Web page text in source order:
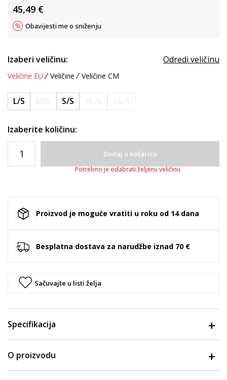
45,49 €
Obavijesti me o sniženju
Izaberi veličinu: Odredi veličinu
Veličine EU Veličine Veličine CM
L/S S/S
Izaberite količinu:
Dodaj u košaricu
Potrebno je odabrati željenu veličinu
Proizvod je moguće vratiti u roku od 14 dana
Besplatna dostava za narudžbe iznad 70 €
Sačuvajte u listi želja
Specifikacija
O proizvodu